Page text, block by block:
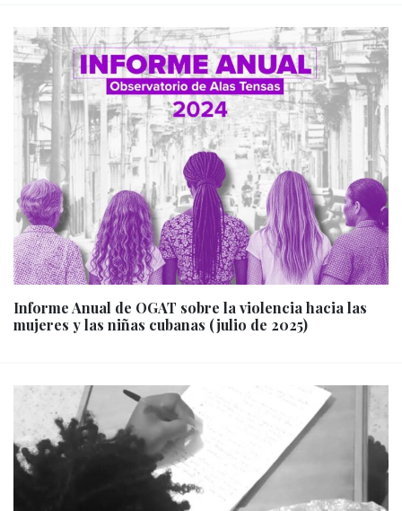
Informe Anual de OGAT sobre la violencia hacia las
mujeres y las niñas cubanas (julio de 2025)